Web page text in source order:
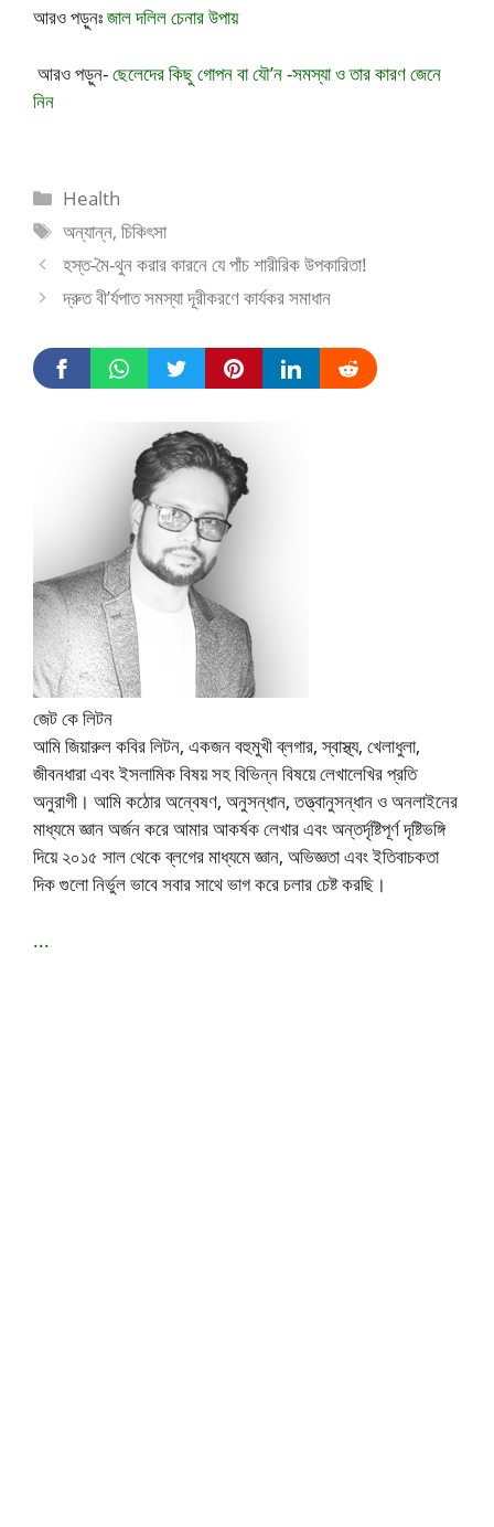
আরও পড়ুনঃজাল দলিল চেনার উপায়
আরও পড়ুন-ছেলেদের কিছু গোপন বা যৌ’ন -সমস্যা ও তার কারণ জেনে
নিন
Categories
Health
Tags
অন্যান্ন,চিকিৎসা
হস্ত-মৈ-থুন করার কারনে যে পাঁচ শারীরিক উপকারিতা!
দ্রুত বী’র্যপাত সমস্যা দূরীকরণে কার্যকর সমাধান
জেট কে লিটন
আমি জিয়ারুল কবির লিটন, একজন বহুমুখী ব্লগার, স্বাস্থ্য, খেলাধুলা,
জীবনধারা এবং ইসলামিক বিষয় সহ বিভিন্ন বিষয়ে লেখালেখির প্রতি
অনুরাগী। আমি কঠোর অন্বেষণ, অনুসন্ধান, তত্ত্বানুসন্ধান ও অনলাইনের
মাধ্যমে জ্ঞান অর্জন করে আমার আকর্ষক লেখার এবং অন্তর্দৃষ্টিপূর্ণ দৃষ্টিভঙ্গি
দিয়ে ২০১৫ সাল থেকে ব্লগের মাধ্যমে জ্ঞান, অভিজ্ঞতা এবং ইতিবাচকতা
দিক গুলো নির্ভুল ভাবে সবার সাথে ভাগ করে চলার চেষ্ট করছি।
...